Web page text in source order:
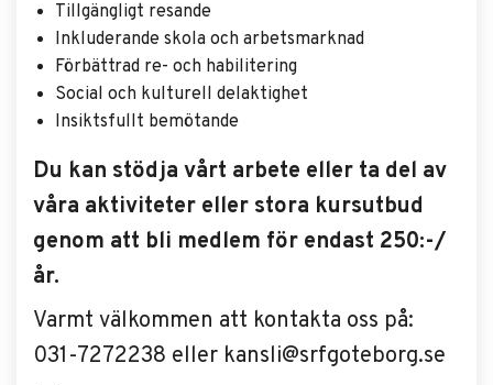
Tillgängligt resande
Inkluderande skola och arbetsmarknad
Förbättrad re- och habilitering
Social och kulturell delaktighet
Insiktsfullt bemötande
Du kan stödja vårt arbete eller ta del av
våra aktiviteter eller stora kursutbud
genom att bli medlem för endast 250:-/
år.
Varmt välkommen att kontakta oss på:
031-7272238 eller kansli@srfgoteborg.se